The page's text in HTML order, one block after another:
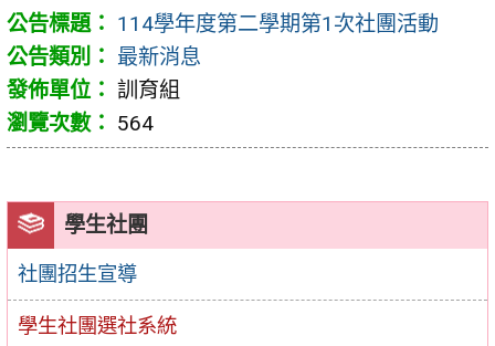
學生社團
社團招生宣導
學生社團選社系統
114學年度第二學期第1次社團活動
最新消息
訓育組
564